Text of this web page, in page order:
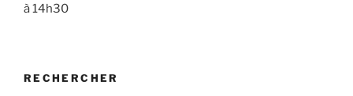
à 14h30
RECHERCHER